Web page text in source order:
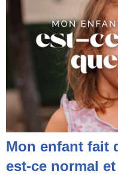
Mon enfant fait
est-ce normal